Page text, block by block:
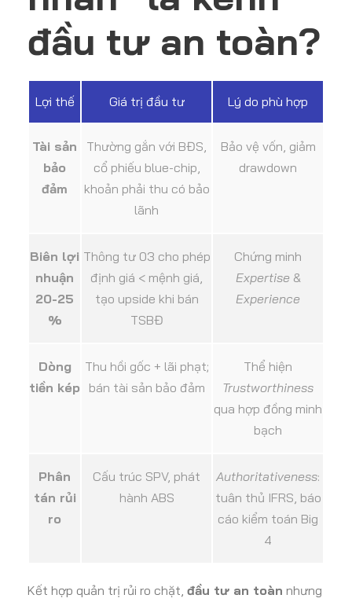
đầu tư an toàn?
Lợi thế Giá trị đầu tư Lý do phù hợp
Tài sản
bảo
đảm
Thường gắn với BĐS,
cổ phiếu blue-chip,
khoản phải thu có bảo
lãnh
Bảo vệ vốn, giảm
drawdown
Biên lợi
nhuận
20-25
%
Thông tư 03 cho phép
định giá < mệnh giá,
tạo upside khi bán
TSBĐ
Chứng minh
Expertise &
Experience
Dòng
tiền kép
Thu hồi gốc + lãi phạt;
bán tài sản bảo đảm
Thể hiện
Trustworthiness
qua hợp đồng minh
bạch
Phân
tán rủi
ro
Cấu trúc SPV, phát
hành ABS
Authoritativeness:
tuân thủ IFRS, báo
cáo kiểm toán Big
4
Kết hợp quản trị rủi ro chặt, đầu tư an toàn nhưng